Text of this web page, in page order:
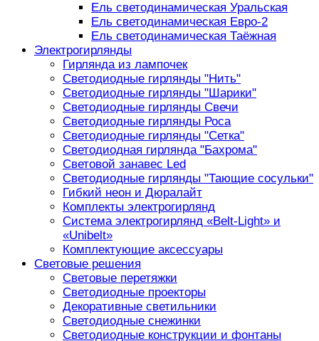
Ель светодинамическая Уральская
Ель светодинамическая Евро-2
Ель светодинамическая Таёжная
Электрогирлянды
Гирлянда из лампочек
Светодиодные гирлянды "Нить"
Светодиодные гирлянды "Шарики"
Светодиодные гирлянды Свечи
Светодиодные гирлянды Роса
Светодиодные гирлянды "Сетка"
Светодиодная гирлянда "Бахрома"
Световой занавес Led
Светодиодные гирлянды "Тающие сосульки"
Гибкий неон и Дюралайт
Комплекты электрогирлянд
Система электрогирлянд «Belt-Light» и
«Unibelt»
Комплектующие аксессуары
Световые решения
Световые перетяжки
Светодиодные проекторы
Декоративные светильники
Светодиодные снежинки
Светодиодные конструкции и фонтаны